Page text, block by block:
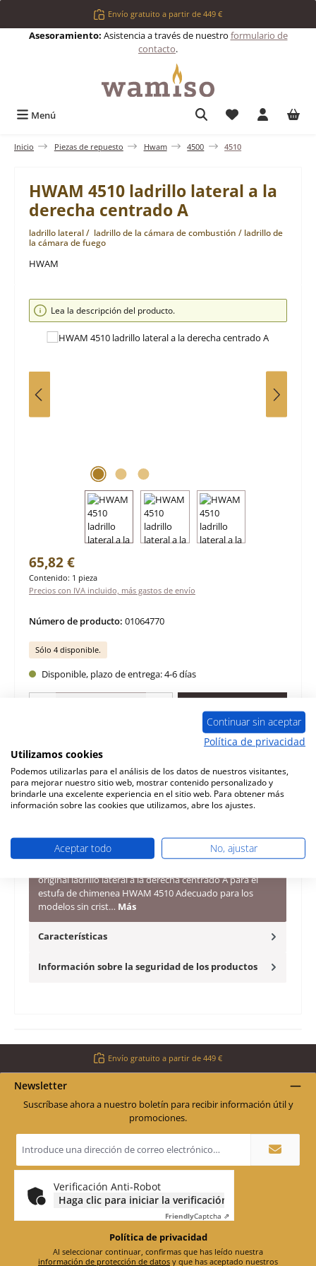
Saltar al contenido principalEnvío gratuito a partir de 449 €
Asesoramiento: Asistencia a través de nuestro formulario de
contacto.
Menú Tienes 0
Inicio Piezas de repuesto Hwam 4500 4510
HWAM 4510 ladrillo lateral a la
derecha centrado A
ladrillo lateral / ladrillo de la cámara de combustión / ladrillo de
la cámara de fuego
HWAM
Omitir galería de imágenes
Lea la descripción del producto.
Precio normal:
65,82 €
Contenido: 1 pieza
Precios con IVA incluido, más gastos de envío
Número de producto: 01064770
Sólo 4 disponible.
Disponible, plazo de entrega: 4-6 días
Cantidad del producto: introduce la cantidad deseada o usa los botones
A la cesta
Añadir a la lista de deseos
Pregunta sobre el producto
Descripción
original ladrillo lateral a la derecha centrado A para el
estufa de chimenea HWAM 4510 Adecuado para los
modelos sin crist… Más
Características
Información sobre la seguridad de los productos
Envío gratuito a partir de 449 €
Newsletter
Suscríbase ahora a nuestro boletín para recibir información útil y
promociones.
de
electrónico
Verificación Anti-Robot
Haga clic para iniciar la verificación
FriendlyCaptcha ⇗
Política de privacidad
información de protección de datos
Continuar sin aceptar
Política de privacidad
Utilizamos cookies
Podemos utilizarlas para el análisis de los datos de nuestros visitantes,
para mejorar nuestro sitio web, mostrar contenido personalizado y
brindarle una excelente experiencia en el sitio web. Para obtener más
información sobre las cookies que utilizamos, abre los ajustes.
Aceptar todo No, ajustar